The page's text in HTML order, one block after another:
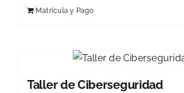
Matrícula y Pago
Taller de Ciberseguridad